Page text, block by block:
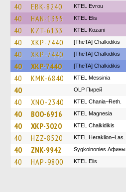
40 EBK-8240 KTEL Evrou
40 HAN-1355 KTEL Elis
40 KZT-6133 ΚΤΕL Kozani
40 XKP-7440 [TheTA] Chalkidikis
40 XKP-7440 [TheTA] Chalkidikis
40 XKP-7440 [TheTA] Chalkidikis
40 KMK-6840 KTEL Messinia
40 OLP Пирей
40 XNO-2340 KTEL Chania–Reth.
40 BOO-6916 ΚΤΕL Magnesia
40 XKP-3020 ΚΤΕL Chalkidikis
40 HZZ-8520 KTEL Heraklion–Las.
40 ZNK-9942 Sygkoinonies Афины
40 HAP-9800 KTEL Elis